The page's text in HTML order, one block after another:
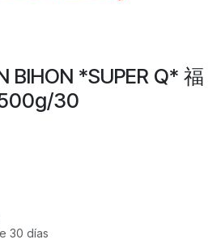
BIHON *SUPER Q* 福
30
30 días